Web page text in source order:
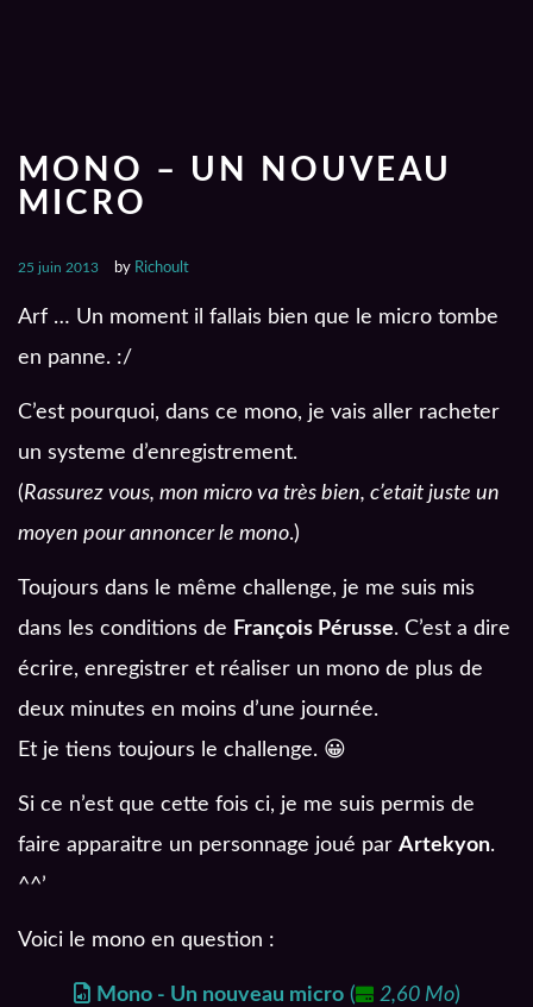
MONO – UN NOUVEAU
MICRO
25 juin 2013 by Richoult
Arf … Un moment il fallais bien que le micro tombe
en panne. :/
C’est pourquoi, dans ce mono, je vais aller racheter
un systeme d’enregistrement.
(Rassurez vous, mon micro va très bien, c’etait juste un
moyen pour annoncer le mono.)
Toujours dans le même challenge, je me suis mis
dans les conditions de François Pérusse. C’est a dire
écrire, enregistrer et réaliser un mono de plus de
deux minutes en moins d’une journée.
Et je tiens toujours le challenge. 😀
Si ce n’est que cette fois ci, je me suis permis de
faire apparaitre un personnage joué par Artekyon.
^^’
Voici le mono en question :
Mono - Un nouveau micro( 2,60 Mo)